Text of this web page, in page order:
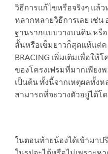
วิธีการแก้ไขหรือจริงๆ แล้ว
หลากหลายวิธีการเลย เช่
ฐานรากแบบวางบนดิน หรือ
สั้นหรือเข็มยาวก็สุดแท้แต่ค
BRACING เพิ่มเติมเพื่อใ
ของโครงเฟรมที่มากเพียง
เป็นต้น ทั้งนี้จากเหตุผลทั้ง
สามารถที่จะวางตัวอยู่ได้โ
ในตอนท้ายน้องได้เข้ามาป